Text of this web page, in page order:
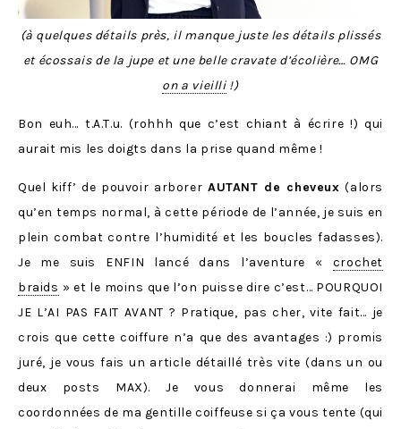
(à quelques détails près, il manque juste les détails plissés
et écossais de la jupe et une belle cravate d’écolière… OMG
on a vieilli!)
Bon euh… t.A.T.u. (rohhh que c’est chiant à écrire !) qui
aurait mis les doigts dans la prise quand même !
Quel kiff’ de pouvoir arborer AUTANT de cheveux (alors
qu’en temps normal, à cette période de l’année, je suis en
plein combat contre l’humidité et les boucles fadasses).
Je me suis ENFIN lancé dans l’aventure « crochet
braids » et le moins que l’on puisse dire c’est… POURQUOI
JE L’AI PAS FAIT AVANT ? Pratique, pas cher, vite fait… je
crois que cette coiffure n’a que des avantages :) promis
juré, je vous fais un article détaillé très vite (dans un ou
deux posts MAX). Je vous donnerai même les
coordonnées de ma gentille coiffeuse si ça vous tente (qui